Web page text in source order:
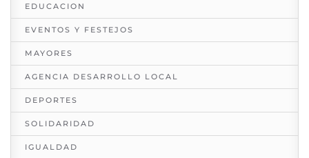
EDUCACION
EVENTOS Y FESTEJOS
MAYORES
AGENCIA DESARROLLO LOCAL
DEPORTES
SOLIDARIDAD
IGUALDAD